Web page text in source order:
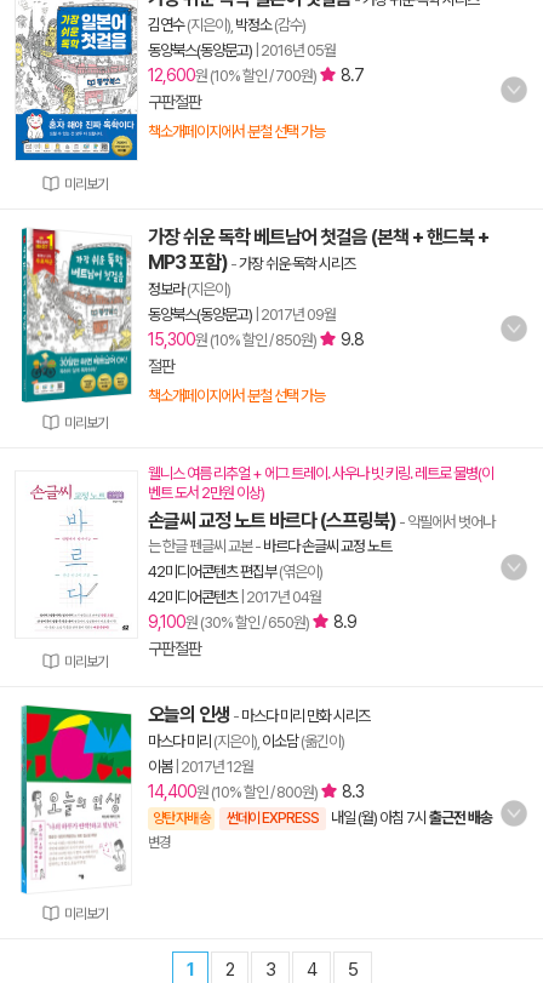
미리보기
김연수(지은이), 박정소(감수)
동양북스(동양문고) 2016년 05월
12,600원 (10% 할인 / 700원)
8.7
구판절판
책소개페이지에서 분철 선택 가능
미리보기
가장 쉬운 독학 베트남어 첫걸음 (본책 + 핸드북 +
MP3 포함) -가장 쉬운 독학 시리즈
정보라(지은이)
동양북스(동양문고) 2017년 09월
15,300원 (10% 할인 / 850원)
9.8
절판
책소개페이지에서 분철 선택 가능
미리보기
웰니스 여름 리추얼 + 에그 트레이. 사우나 빗 키링. 레트로 물병(이
벤트 도서 2만원 이상)
손글씨 교정 노트 바르다 (스프링북) - 악필에서 벗어나
는 한글 펜글씨 교본- 바르다 손글씨 교정 노트
42미디어콘텐츠 편집부(엮은이)
42미디어콘텐츠| 2017년 04월
9,100원 (30% 할인 / 650원)
8.9
구판절판
미리보기
오늘의 인생 - 마스다 미리 만화 시리즈
마스다 미리 (지은이), 이소담(옮긴이)
이봄| 2017년 12월
14,400원 (10% 할인 / 800원) 8.3
양탄자배송 썬데이 EXPRESS 내일 (월) 아침 7시 출근전 배송
변경
1 2 3 4 5